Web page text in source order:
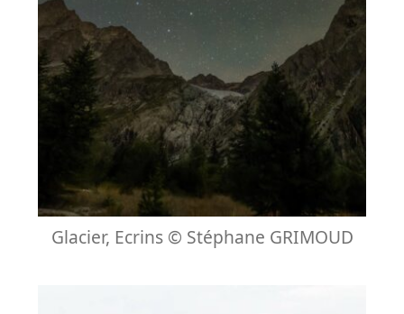
Glacier, Ecrins © Stéphane GRIMOUD